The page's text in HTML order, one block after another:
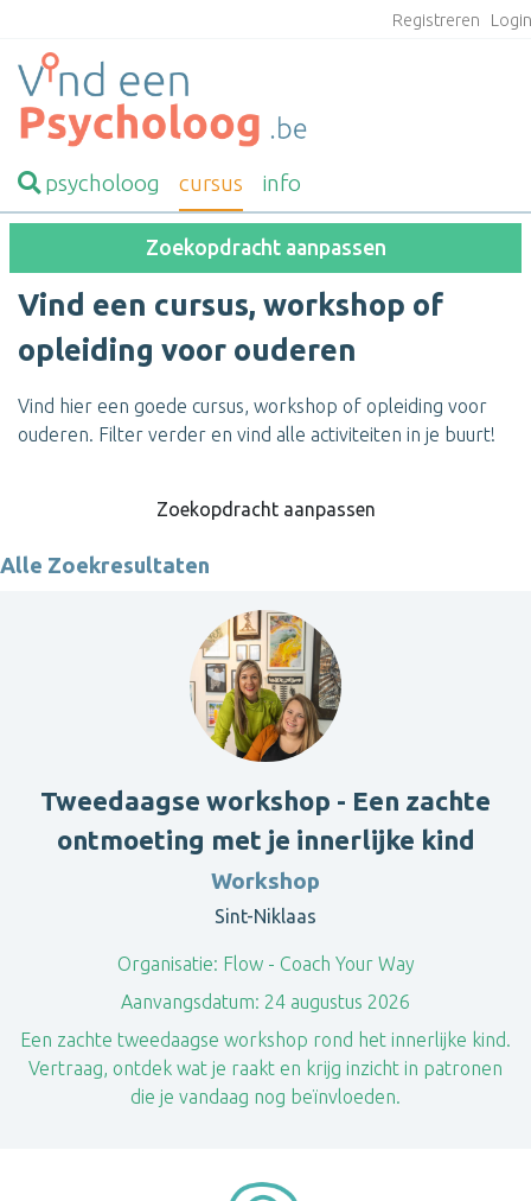
Registreren
psycholoog cursus info
Zoekopdracht aanpassen
Vind een cursus, workshop of
opleiding voor ouderen
Vind hier een goede cursus, workshop of opleiding voor
ouderen. Filter verder en vind alle activiteiten in je buurt!
Zoekopdracht aanpassen
Alle Zoekresultaten
Tweedaagse workshop - Een zachte
ontmoeting met je innerlijke kind
Workshop
Sint-Niklaas
Organisatie: Flow - Coach Your Way
Aanvangsdatum: 24 augustus 2026
Een zachte tweedaagse workshop rond het innerlijke kind.
Vertraag, ontdek wat je raakt en krijg inzicht in patronen
die je vandaag nog beïnvloeden.